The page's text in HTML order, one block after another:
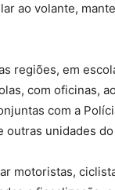
ao volante,
regiões, em
com oficinas,
com a
outras unidades do
motoristas,